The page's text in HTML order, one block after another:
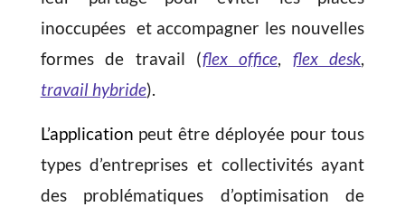
inoccupées et accompagner les nouvelles
formes de travail (flex office, flex desk,
travail hybride).
L’application peut être déployée pour tous
types d’entreprises et collectivités ayant
des problématiques d’optimisation de